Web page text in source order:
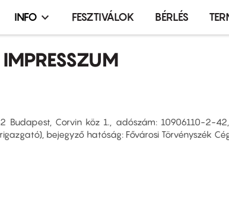
Infó,
terembérlés
INFO FESZTIVÁLOK BÉRLÉS
IMPRESSZUM
Budapest, Corvin köz 1., adószám: 10906110-2-
bejegyző hatóság: Fővárosi Törvényszék